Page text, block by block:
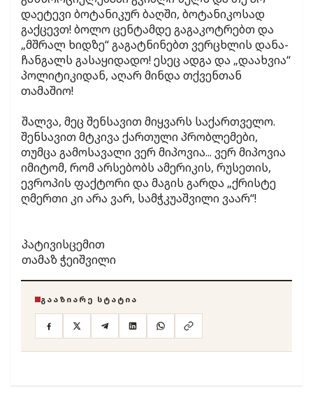
დაეტევი ბოტანიკურ ბაღში, ბოტანიკოსად
გაქცევთ! ბოლო ცენტამდე გაგაკოტრებთ და
„მშრალ ხიდზე“ გაგატნინებთ ვერცხლის დანა-
ჩანგალს გასაყიდადო! ესეც ადგა და „დაახვია“
პოლიტიკიდან, აღარ მინდა თქვენთან
თამაშიო!
შალვა, მეც შენსავით მიყვარს საქართველო.
შენსავით მტკივა ქართული პრობლემები,
თუმცა გამოსავალი ვერ მიპოვია... ვერ მიპოვია
იმიტომ, რომ არსებობს ამერიკის, რუსეთის,
ევროპის ფაქტორი და მაგის გარდა „ქრისტე
ღმერთი კი არა ვარ, სამჭკუაშვილი ვაარ“!
პატივისცემით
თამაზ ჭეიშვილი
ᲒᲐᲐᲖᲘᲐᲠᲔ ᲡᲢᲐᲢᲘᲐ